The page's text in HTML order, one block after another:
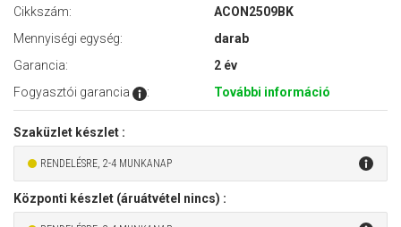
Cikkszám:
ACON2509BK
Mennyiségi egység:
darab
Garancia:
2 év
Fogyasztói garancia
: További információ
Szaküzlet készlet :
RENDELÉSRE, 2-4 MUNKANAP
Központi készlet (áruátvétel nincs) :